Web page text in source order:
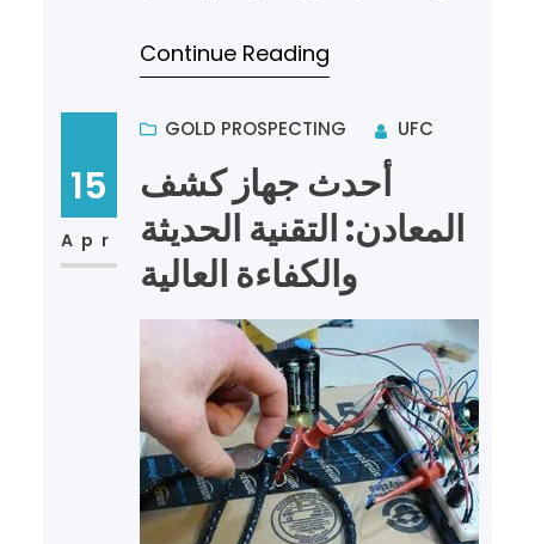
Continue Reading
15
Apr
GOLD PROSPECTING UFC
أحدث جهاز كشف
المعادن: التقنية الحديثة
والكفاءة العالية